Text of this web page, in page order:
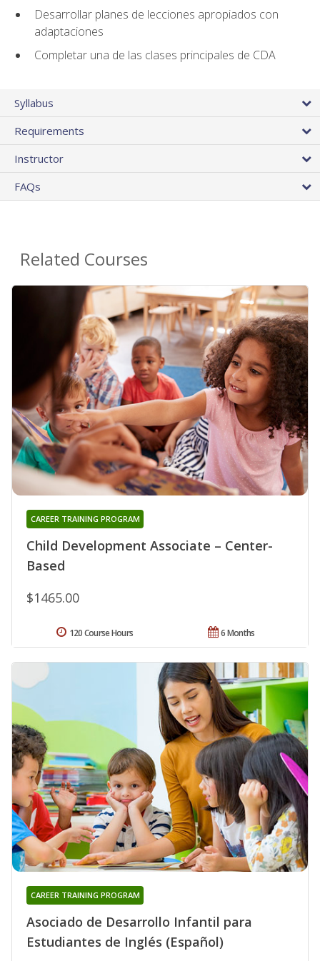
Desarrollar planes de lecciones apropiados con
adaptaciones
Completar una de las clases principales de CDA
Syllabus
Requirements
Instructor
FAQs
Related Courses
Child Development Associate – Center-
Based
CAREER TRAINING PROGRAM
$1465.00
6 Months
120 Course Hours
Asociado de Desarrollo Infantil para
Estudiantes de Inglés (Español)
CAREER TRAINING PROGRAM